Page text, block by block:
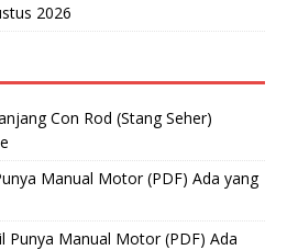
2026
Con Rod (Stang Seher)
Manual Motor (PDF) Ada yang
Punya Manual Motor (PDF) Ada